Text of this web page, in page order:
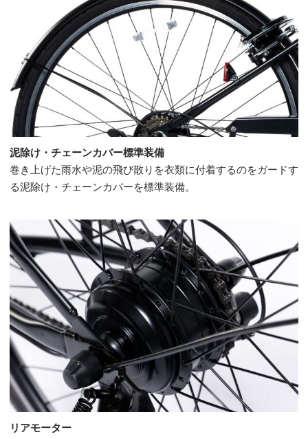
泥除け・チェーンカバー標準装備
巻き上げた雨水や泥の飛び散りを衣類に付着するのをガードす
る泥除け・チェーンカバーを標準装備。
リアモーター